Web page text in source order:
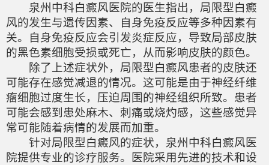
泉州中科白癜风医院的医生指出，局限型白癜
风的发生与遗传因素、自身免疫反应等多种因素有
关。自身免疫反应会引发炎症反应，导致局部皮肤
的黑色素细胞受损或死亡，从而影响皮肤的颜色。
除了上述症状外，局限型白癜风患者的皮肤还
可能存在感觉减退的情况。这可能是由于神经纤维
瘤细胞过度生长，压迫周围的神经组织所致。患者
可能会感到患处麻木、刺痛或烧灼感，这些感觉异
常可能随着病情的发展而加重。
针对局限型白癜风的症状，泉州中科白癜风医
院提供专业的诊疗服务。医院采用先进的技术和设